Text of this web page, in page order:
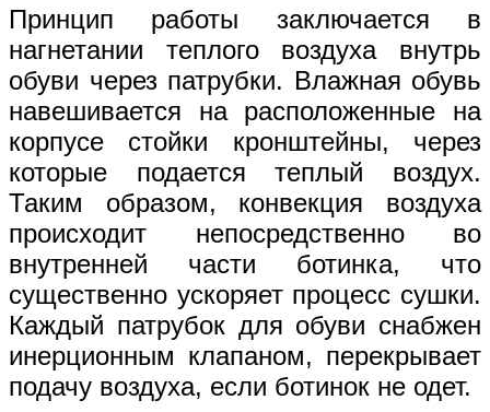
Принцип работы заключается в
нагнетании теплого воздуха внутрь
обуви через патрубки. Влажная обувь
навешивается на расположенные на
корпусе стойки кронштейны, через
которые подается теплый воздух.
Таким образом, конвекция воздуха
происходит непосредственно во
внутренней части ботинка, что
существенно ускоряет процесс сушки.
Каждый патрубок для обуви снабжен
инерционным клапаном, перекрывает
подачу воздуха, если ботинок не одет.